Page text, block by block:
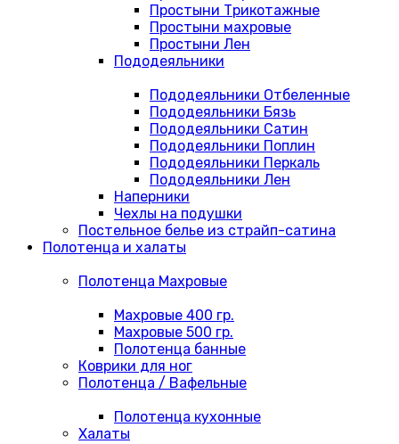
Простыни Трикотажные
Простыни махровые
Простыни Лен
Пододеяльники
Пододеяльники Отбеленные
Пододеяльники Бязь
Пододеяльники Сатин
Пододеяльники Поплин
Пододеяльники Перкаль
Пододеяльники Лен
Наперники
Чехлы на подушки
Постельное белье из страйп-сатина
Полотенца и халаты
Полотенца Махровые
Махровые 400 гр.
Махровые 500 гр.
Полотенца банные
Коврики для ног
Полотенца / Вафельные
Полотенца кухонные
Халаты